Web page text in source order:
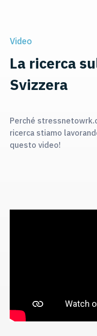
Video
La ricerca
Svizzera
Perché
ricerca stiamo
questo video!